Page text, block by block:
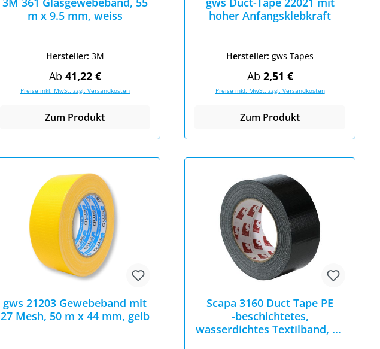
m x 9.5 mm, weiss
Hersteller: 3M
Regulärer Preis:
Ab 41,22 €
Preise inkl. MwSt. zzgl. Versandkosten
Zum Produkt
hoher Anfangsklebkraft
Hersteller:gws Tapes
Regulärer Preis:
Ab 2,51 €
Preise inkl. MwSt. zzgl. Versandkosten
Zum Produkt
gws 21203 Gewebeband mit
27 Mesh, 50 m x 44 mm, gelb
Scapa 3160 Duct Tape PE
‐beschichtetes,
wasserdichtes Textilband, 50